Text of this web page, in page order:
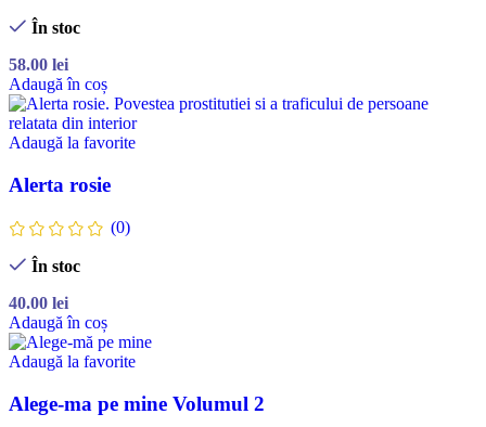
În stoc
58.00 lei
Adaugă în coș
Adaugă la favorite
Alerta rosie
(0)
În stoc
40.00 lei
Adaugă în coș
Adaugă la favorite
Alege-ma pe mine Volumul 2